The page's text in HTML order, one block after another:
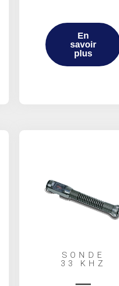
En
savoir
plus
SONDE
33 KHZ